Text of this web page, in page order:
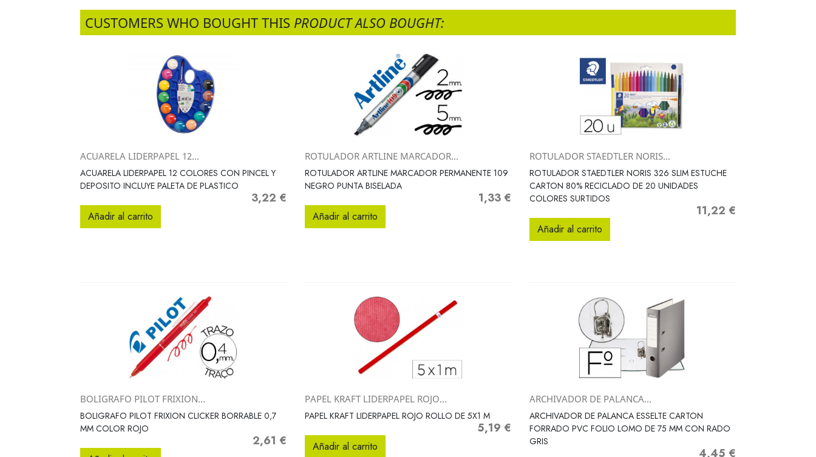
CUSTOMERS WHO BOUGHT THIS PRODUCT ALSO BOUGHT:
 Vista rápida
ACUARELA LIDERPAPEL 12...
ACUARELA LIDERPAPEL 12 COLORES CON PINCEL Y
DEPOSITO INCLUYE PALETA DE PLASTICO
Precio
3,22 €
Añadir al carrito
 Vista rápida
ROTULADOR ARTLINE MARCADOR...
ROTULADOR ARTLINE MARCADOR PERMANENTE 109
NEGRO PUNTA BISELADA
Precio
1,33 €
Añadir al carrito
 Vista rápida
ROTULADOR STAEDTLER NORIS...
ROTULADOR STAEDTLER NORIS 326 SLIM ESTUCHE
CARTON 80% RECICLADO DE 20 UNIDADES
COLORES SURTIDOS
Precio
11,22 €
Añadir al carrito
Vista rápida
BOLIGRAFO PILOT FRIXION...
BOLIGRAFO PILOT FRIXION CLICKER BORRABLE 0,7
MM COLOR ROJO
Precio
2,61 €
Vista rápida
PAPEL KRAFT LIDERPAPEL ROJO...
PAPEL KRAFT LIDERPAPEL ROJO ROLLO DE 5X1 M
Precio
5,19 €
Añadir al carrito
 Vista rápida
ARCHIVADOR DE PALANCA...
ARCHIVADOR DE PALANCA ESSELTE CARTON
FORRADO PVC FOLIO LOMO DE 75 MM CON RADO
GRIS
Precio
4,45 €